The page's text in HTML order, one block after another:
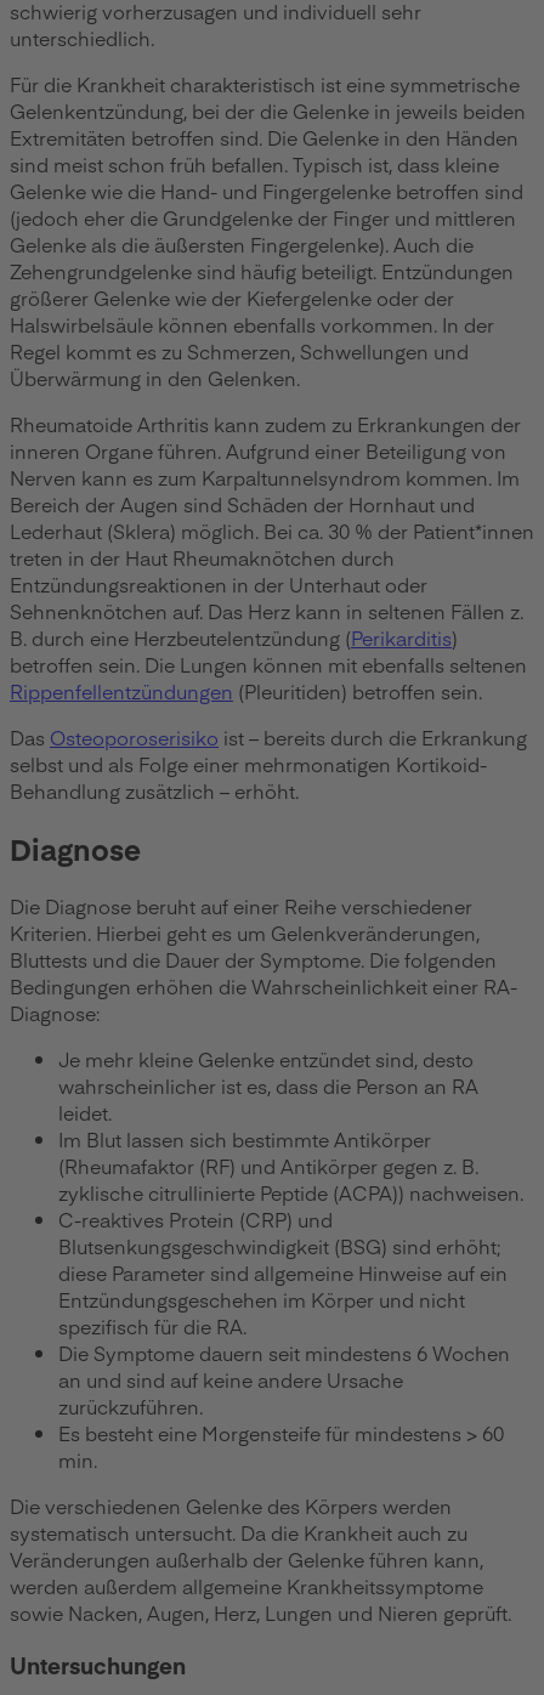
schwierig vorherzusagen und individuell sehr
unterschiedlich.
Für die Krankheit charakteristisch ist eine symmetrische
Gelenkentzündung, bei der die Gelenke in jeweils beiden
Extremitäten betroffen sind. Die Gelenke in den Händen
sind meist schon früh befallen. Typisch ist, dass kleine
Gelenke wie die Hand- und Fingergelenke betroffen sind
(jedoch eher die Grundgelenke der Finger und mittleren
Gelenke als die äußersten Fingergelenke). Auch die
Zehengrundgelenke sind häufig beteiligt. Entzündungen
größerer Gelenke wie der Kiefergelenke oder der
Halswirbelsäule können ebenfalls vorkommen. In der
Regel kommt es zu Schmerzen, Schwellungen und
Überwärmung in den Gelenken.
Rheumatoide Arthritis kann zudem zu Erkrankungen der
inneren Organe führen. Aufgrund einer Beteiligung von
Nerven kann es zum Karpaltunnelsyndrom kommen. Im
Bereich der Augen sind Schäden der Hornhaut und
Lederhaut (Sklera) möglich. Bei ca. 30 % der Patient*innen
treten in der Haut Rheumaknötchen durch
Entzündungsreaktionen in der Unterhaut oder
Sehnenknötchen auf. Das Herz kann in seltenen Fällen z.
B. durch eine Herzbeutelentzündung (Perikarditis)
betroffen sein. Die Lungen können mit ebenfalls seltenen
Rippenfellentzündungen (Pleuritiden) betroffen sein.
Das Osteoporoserisiko ist – bereits durch die Erkrankung
selbst und als Folge einer mehrmonatigen Kortikoid-
Behandlung zusätzlich – erhöht.
Diagnose
Die Diagnose beruht auf einer Reihe verschiedener
Kriterien. Hierbei geht es um Gelenkveränderungen,
Bluttests und die Dauer der Symptome. Die folgenden
Bedingungen erhöhen die Wahrscheinlichkeit einer RA-
Diagnose:
Je mehr kleine Gelenke entzündet sind, desto
wahrscheinlicher ist es, dass die Person an RA
leidet.
Im Blut lassen sich bestimmte Antikörper
(Rheumafaktor (RF) und Antikörper gegen z. B.
zyklische citrullinierte Peptide (ACPA)) nachweisen.
C-reaktives Protein (CRP) und
Blutsenkungsgeschwindigkeit (BSG) sind erhöht;
diese Parameter sind allgemeine Hinweise auf ein
Entzündungsgeschehen im Körper und nicht
spezifisch für die RA.
Die Symptome dauern seit mindestens 6 Wochen
an und sind auf keine andere Ursache
zurückzuführen.
Es besteht eine Morgensteife für mindestens > 60
min.
Die verschiedenen Gelenke des Körpers werden
systematisch untersucht. Da die Krankheit auch zu
Veränderungen außerhalb der Gelenke führen kann,
werden außerdem allgemeine Krankheitssymptome
sowie Nacken, Augen, Herz, Lungen und Nieren geprüft.
Untersuchungen